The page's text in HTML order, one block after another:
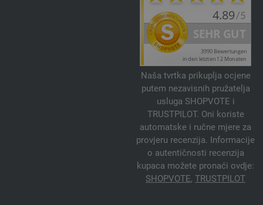
Naša tvrtka prikuplja ocjene
putem nezavisnih pružatelja
usluga SHOPVOTE i
TRUSTPILOT. Oni koriste
automatske i ručne mjere za
provjeru recenzija. Informacije
o autentičnosti recenzija
kupaca možete pronaći ovdje:
SHOPVOTE, TRUSTPILOT